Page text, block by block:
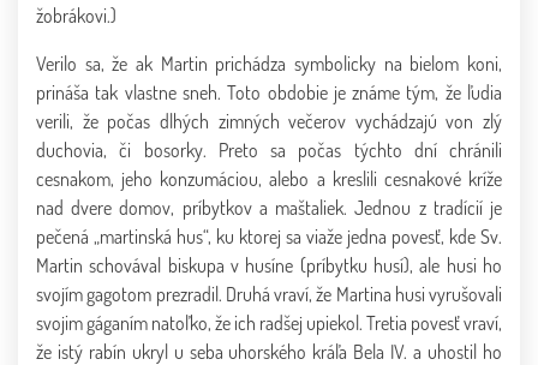
žobrákovi.)
Verilo sa, že ak Martin prichádza symbolicky na bielom koni,
prináša tak vlastne sneh. Toto obdobie je známe tým, že ľudia
verili, že počas dlhých zimných večerov vychádzajú von zlý
duchovia, či bosorky. Preto sa počas týchto dní chránili
cesnakom, jeho konzumáciou, alebo a kreslili cesnakové kríže
nad dvere domov, príbytkov a maštaliek. Jednou z tradícií je
pečená „martinská hus“, ku ktorej sa viaže jedna povesť, kde Sv.
Martin schovával biskupa v husíne (príbytku husí), ale husi ho
svojím gagotom prezradil. Druhá vraví, že Martina husi vyrušovali
svojim gáganím natoľko, že ich radšej upiekol. Tretia povesť vraví,
že istý rabín ukryl u seba uhorského kráľa Bela IV. a uhostil ho